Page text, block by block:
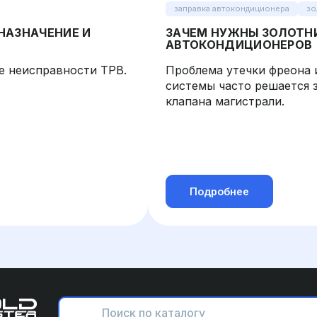
И
неисправности ТРВ.
заправка автокондиционера
ЗАЧЕМ НУЖНЫ
АВТОКОНДИЦИОНЕРОВ
Проблема утечки фреона
системы часто решается
клапана магистрали.
Подробнее